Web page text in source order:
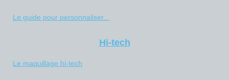
Le guide pour personnaliser...
Hi-tech
Le maquillage hi-tech